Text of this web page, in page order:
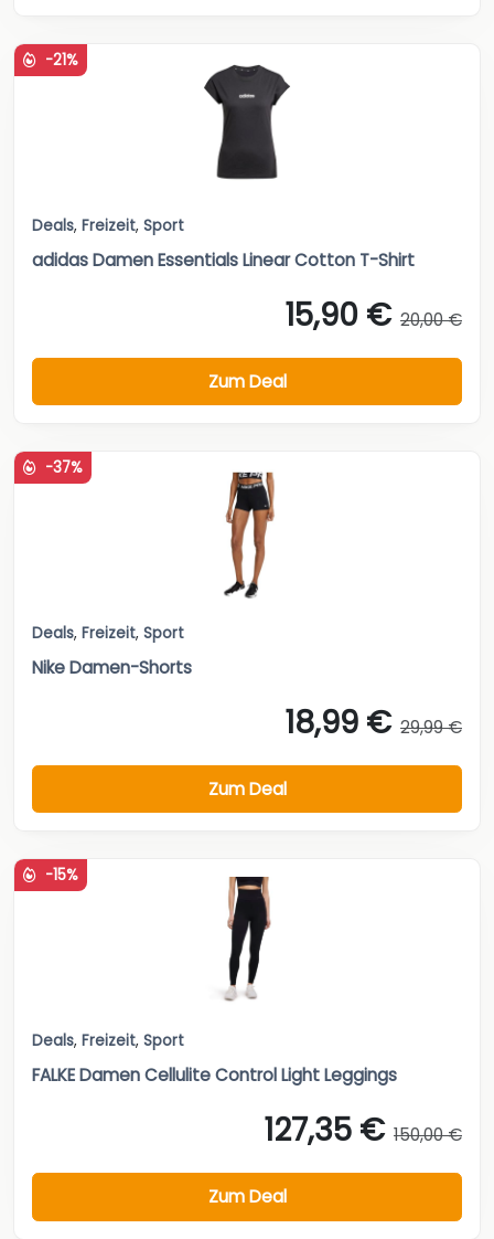
-21%
Deals, Freizeit, Sport
adidas Damen Essentials Linear Cotton T-Shirt
15,90 € 20,00 €
Zum Deal
-37%
Deals, Freizeit, Sport
Nike Damen-Shorts
18,99 € 29,99 €
Zum Deal
-15%
Deals, Freizeit, Sport
FALKE Damen Cellulite Control Light Leggings
127,35 € 150,00 €
Zum Deal